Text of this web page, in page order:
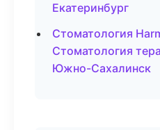
Екатеринбург
Стоматология
Стоматология
Южно-Сахалинск